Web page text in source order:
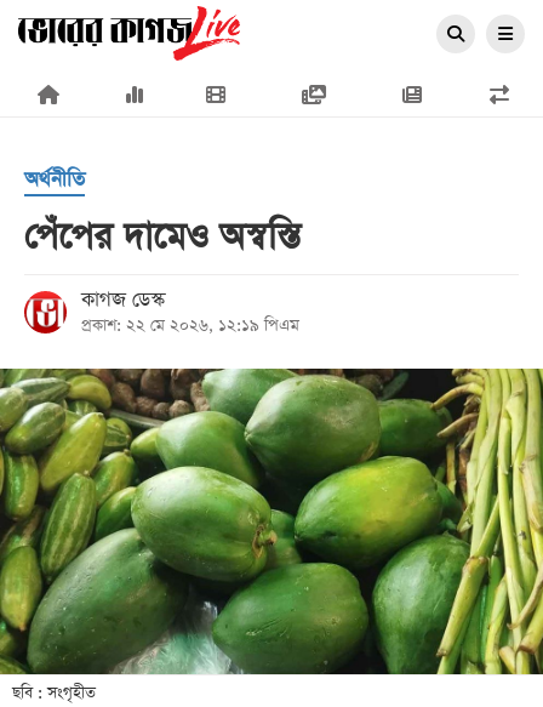
×
প্রচ্ছদ
রাজনীতি
অর্থনীতি
আন্তর্জাতিক
সারাদেশ
খেলা
বিনোদন
লাইফ
স্টাইল
অর্থনীতি
পেঁপের দামেও অস্বস্তি
কাগজ ডেস্ক
প্রকাশ: ২২ মে ২০২৬, ১২:১৯ পিএম
ছবি : সংগৃহীত